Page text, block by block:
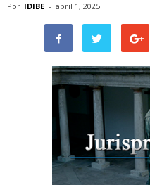
Por IDIBE - abril 1, 2025